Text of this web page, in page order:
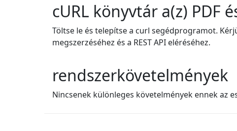
cURL könyvtár a(z) PDF
Töltse le és telepítse a curl segédprogramot.
megszerzéséhez és a REST API eléréséhez.
rendszerkövetelmények
Nincsenek különleges követelmények ennek az